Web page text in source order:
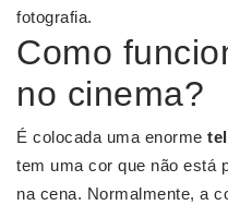
fotografia.
Como
no cinema?
É colocada uma enorme
tem uma cor que não está
na cena. Normalmente, a